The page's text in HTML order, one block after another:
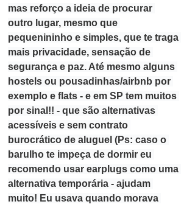
mas reforço a ideia de procurar
outro lugar, mesmo que
pequenininho e simples, que te traga
mais privacidade, sensação de
segurança e paz. Até mesmo alguns
hostels ou pousadinhas/airbnb por
exemplo e flats - e em SP tem muitos
por sinal!! - que são alternativas
acessíveis e sem contrato
burocrático de aluguel (Ps: caso o
barulho te impeça de dormir eu
recomendo usar earplugs como uma
alternativa temporária - ajudam
muito! Eu usava quando morava